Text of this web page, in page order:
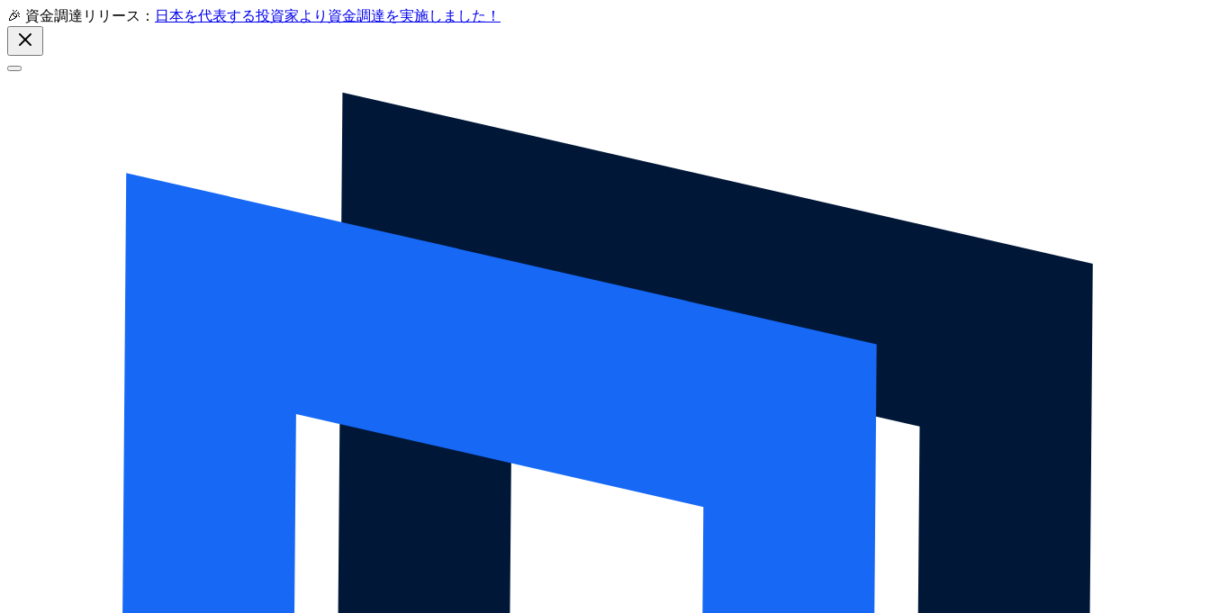
🎉 資金調達リリース： 日本を代表する投資家より資金調達を実施しました！